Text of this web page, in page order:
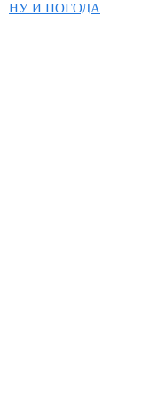
НУ И ПОГОДА